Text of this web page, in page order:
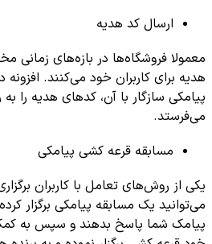
ارسال کد هدیه
معمولا فروشگاه‌ها در بازه‌های زمانی
هدیه برای کاربران خود می‌کنند.
پیامکی سازگار با آن، کد‌های هدیه را به
می‌فرستد.
مسابقه قرعه کشی پیامکی
یکی از روش‌های تعامل با کاربران
می‌توانید یک مسابقه پیامکی برگزار
پیامک شما پاسخ بدهند و سپس به